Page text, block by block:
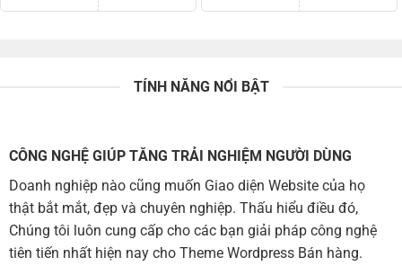
TÍNH NĂNG NỔI BẬT
CÔNG NGHỆ GIÚP TĂNG TRẢI NGHIỆM NGƯỜI DÙNG
Doanh nghiệp nào cũng muốn Giao diện Website của họ
thật bắt mắt, đẹp và chuyên nghiệp. Thấu hiểu điều đó,
Chúng tôi luôn cung cấp cho các bạn giải pháp công nghệ
tiên tiến nhất hiện nay cho Theme Wordpress Bán hàng.